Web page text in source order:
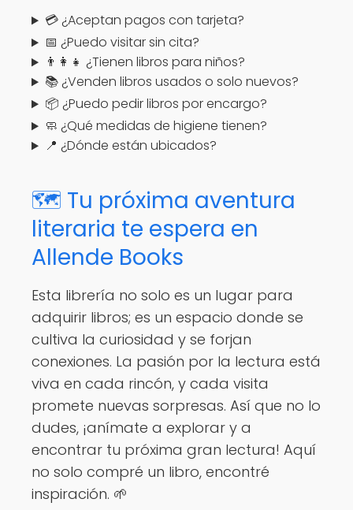
💳 ¿Aceptan pagos con tarjeta?
📅 ¿Puedo visitar sin cita?
👨‍👩‍👧 ¿Tienen libros para niños?
📚 ¿Venden libros usados o solo nuevos?
📦 ¿Puedo pedir libros por encargo?
🧼 ¿Qué medidas de higiene tienen?
📍 ¿Dónde están ubicados?
🗺️ Tu próxima aventura
literaria te espera en
Allende Books
Esta librería no solo es un lugar para
adquirir libros; es un espacio donde se
cultiva la curiosidad y se forjan
conexiones. La pasión por la lectura está
viva en cada rincón, y cada visita
promete nuevas sorpresas. Así que no lo
dudes, ¡anímate a explorar y a
encontrar tu próxima gran lectura! Aquí
no solo compré un libro, encontré
inspiración. 🌱